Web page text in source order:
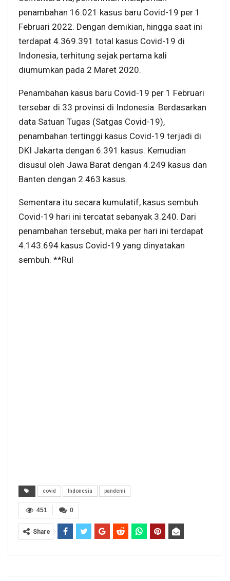
penambahan 16.021 kasus baru Covid-19 per 1
Februari 2022. Dengan demikian, hingga saat ini
terdapat 4.369.391 total kasus Covid-19 di
Indonesia, terhitung sejak pertama kali
diumumkan pada 2 Maret 2020.
Penambahan kasus baru Covid-19 per 1 Februari
tersebar di 33 provinsi di Indonesia. Berdasarkan
data Satuan Tugas (Satgas Covid-19),
penambahan tertinggi kasus Covid-19 terjadi di
DKI Jakarta dengan 6.391 kasus. Kemudian
disusul oleh Jawa Barat dengan 4.249 kasus dan
Banten dengan 2.463 kasus.
Sementara itu secara kumulatif, kasus sembuh
Covid-19 hari ini tercatat sebanyak 3.240. Dari
penambahan tersebut, maka per hari ini terdapat
4.143.694 kasus Covid-19 yang dinyatakan
sembuh. **Rul
covid Indonesia pandemi
0
451
Share